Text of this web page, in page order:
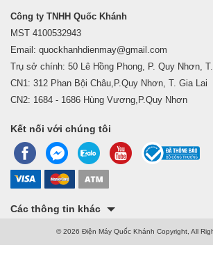
Công ty TNHH Quốc Khánh
MST 4100532943
Email: quockhanhdienmay@gmail.com
Trụ sở chính: 50 Lê Hồng Phong, P. Quy Nhơn,
CN1: 312 Phan Bội Châu,P.Quy Nhơn, T. Gia Lai
CN2: 1684 - 1686 Hùng Vương,P.Quy Nhơn
Kết nối với chúng tôi
Các thông tin khác
© 2026 Điện Máy Quốc Khánh Copyright, All